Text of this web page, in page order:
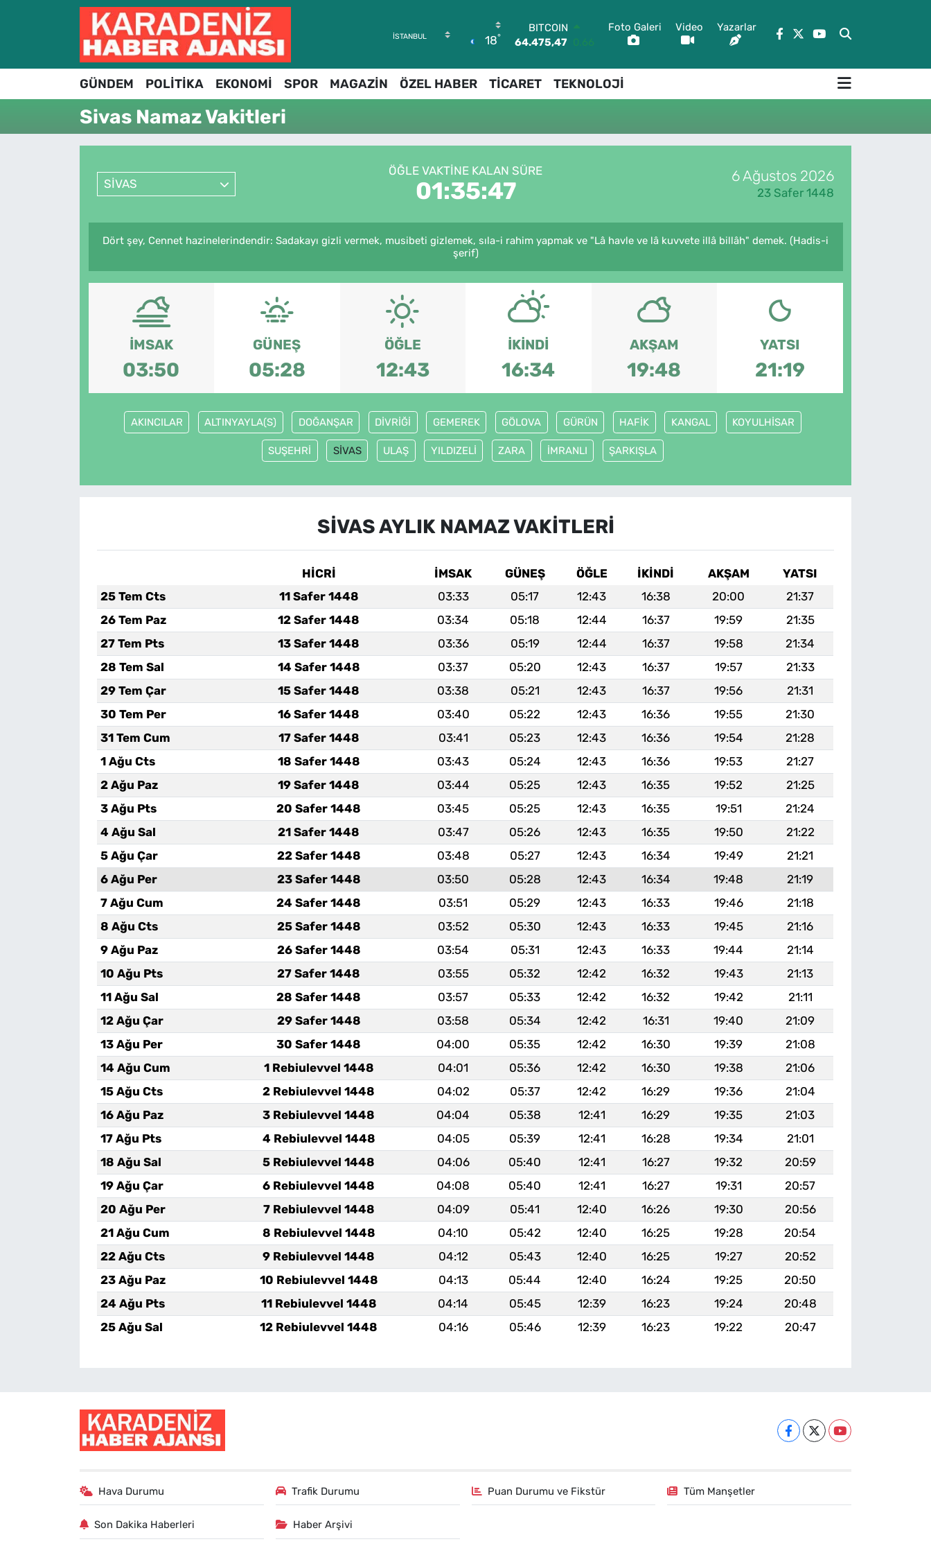
18°
BITCOIN
64.475,47 0.66
47,5971 0.05
EURO
55,1336 0.18
GRAM ALTIN
BİST100
Foto Galeri Video Yazarlar
GÜNDEM POLİTİKA EKONOMİ SPOR MAGAZİN ÖZEL HABER TİCARET TEKNOLOJİ
Sivas Namaz Vakitleri
SİVAS
ÖĞLE VAKTINE KALAN SÜRE
01:35:47
6 Ağustos 2026
23 Safer 1448
Dört şey, Cennet hazinelerindendir: Sadakayı gizli vermek, musibeti gizlemek, sıla-i rahim yapmak ve "Lâ havle ve lâ kuvvete illâ billâh" demek. (Hadis-i
şerif)
İMSAK
03:50
GÜNEŞ
05:28
ÖĞLE
12:43
İKINDI
16:34
AKŞAM
19:48
YATSI
21:19
AKINCILAR ALTINYAYLA(S) DOĞANŞAR DİVRİĞİ GEMEREK GÖLOVA GÜRÜN HAFİK KANGAL KOYULHİSAR
SUŞEHRİ SİVAS ULAŞ YILDIZELİ ZARA İMRANLI ŞARKIŞLA
SİVAS AYLIK NAMAZ VAKITLERI
HİCRİ İMSAK GÜNEŞ ÖĞLE İKINDI AKŞAM
YATSI
25 Tem Cts
11 Safer 1448 03:33 05:17 12:43 16:38 20:00
21:37
26 Tem Paz
12 Safer 1448 03:34 05:18 12:44 16:37 19:59
21:35
27 Tem Pts
13 Safer 1448 03:36 05:19 12:44 16:37 19:58
21:34
28 Tem Sal
14 Safer 1448 03:37 05:20 12:43 16:37 19:57
21:33
29 Tem Çar
15 Safer 1448 03:38 05:21 12:43 16:37 19:56
21:31
30 Tem Per
16 Safer 1448 03:40 05:22 12:43 16:36 19:55
21:30
31 Tem Cum
17 Safer 1448 03:41 05:23 12:43 16:36 19:54
21:28
1 Ağu Cts
18 Safer 1448 03:43 05:24 12:43 16:36 19:53
21:27
2 Ağu Paz
19 Safer 1448 03:44 05:25 12:43 16:35 19:52
21:25
3 Ağu Pts
20 Safer 1448 03:45 05:25 12:43 16:35 19:51
21:24
4 Ağu Sal
21 Safer 1448 03:47 05:26 12:43 16:35 19:50
21:22
5 Ağu Çar
22 Safer 1448 03:48 05:27 12:43 16:34 19:49
21:21
6 Ağu Per
23 Safer 1448 03:50 05:28 12:43 16:34 19:48
21:19
7 Ağu Cum
24 Safer 1448 03:51 05:29 12:43 16:33 19:46
21:18
8 Ağu Cts
25 Safer 1448 03:52 05:30 12:43 16:33 19:45
21:16
9 Ağu Paz
26 Safer 1448 03:54 05:31 12:43 16:33 19:44
21:14
10 Ağu Pts
27 Safer 1448 03:55 05:32 12:42 16:32 19:43
21:13
11 Ağu Sal
28 Safer 1448 03:57 05:33 12:42 16:32 19:42
21:11
12 Ağu Çar
29 Safer 1448 03:58 05:34 12:42 16:31 19:40
21:09
13 Ağu Per
30 Safer 1448 04:00 05:35 12:42 16:30 19:39
21:08
14 Ağu Cum
1 Rebiulevvel 1448 04:01 05:36 12:42 16:30 19:38
21:06
15 Ağu Cts
2 Rebiulevvel 1448 04:02 05:37 12:42 16:29 19:36
21:04
16 Ağu Paz
3 Rebiulevvel 1448 04:04 05:38 12:41 16:29 19:35
21:03
17 Ağu Pts
4 Rebiulevvel 1448 04:05 05:39 12:41 16:28 19:34
21:01
18 Ağu Sal
5 Rebiulevvel 1448 04:06 05:40 12:41 16:27 19:32
20:59
19 Ağu Çar
6 Rebiulevvel 1448 04:08 05:40 12:41 16:27 19:31
20:57
20 Ağu Per
7 Rebiulevvel 1448 04:09 05:41 12:40 16:26 19:30
20:56
21 Ağu Cum
8 Rebiulevvel 1448 04:10 05:42 12:40 16:25 19:28
20:54
22 Ağu Cts
9 Rebiulevvel 1448 04:12 05:43 12:40 16:25 19:27
20:52
23 Ağu Paz
10 Rebiulevvel 1448 04:13 05:44 12:40 16:24 19:25
20:50
24 Ağu Pts
11 Rebiulevvel 1448 04:14 05:45 12:39 16:23 19:24
20:48
25 Ağu Sal
12 Rebiulevvel 1448 04:16 05:46 12:39 16:23 19:22 20:47
Hava Durumu Trafik Durumu Puan Durumu ve Fikstür Tüm Manşetler
Son Dakika Haberleri Haber Arşivi
Hava Durumu
Trafik Durumu
Süper Lig Puan Durumu ve Fikstür
Son Dakika Haberleri